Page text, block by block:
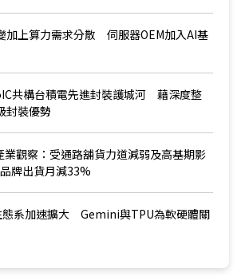
加上算力需求分散 伺服器OEM加入AI基
共構台積電先進封裝護城河 藉深度整
封裝優勢
業觀察：受通路舖貨力道減弱及高基期影
牌出貨月減33%
系加速擴大 Gemini與TPU為軟硬體關